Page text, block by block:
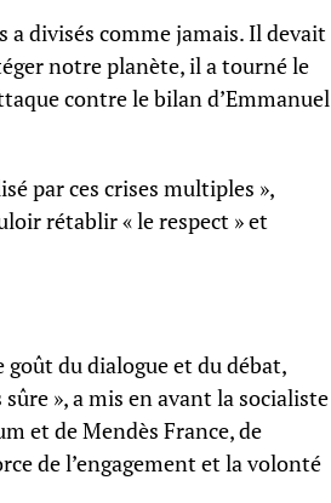
a divisés comme jamais. Il devait
notre planète, il a tourné le
contre le bilan d’Emmanuel
par ces crises multiples »,
rétablir « le respect » et
goût du dialogue et du débat,
», a mis en avant la socialiste
et de Mendès France, de
de l’engagement et la volonté